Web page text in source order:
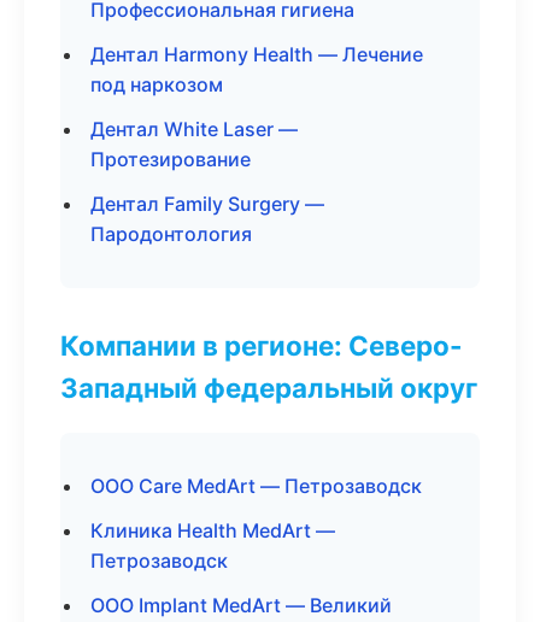
Профессиональная гигиена
Дентал Harmony Health — Лечение
под наркозом
Дентал White Laser —
Протезирование
Дентал Family Surgery —
Пародонтология
Компании в регионе: Северо-
Западный федеральный округ
ООО Care MedArt — Петрозаводск
Клиника Health MedArt —
Петрозаводск
ООО Implant MedArt — Великий